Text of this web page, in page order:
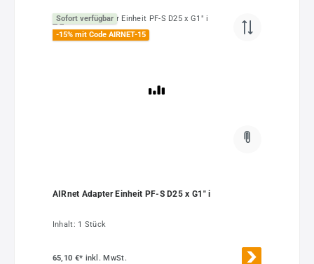
Sofort verfügbar
-15% mit Code AIRNET-15
AIRnet Adapter Einheit PF-S D25 x G1" i
Inhalt: 1 Stück
65,10 €* inkl. MwSt.